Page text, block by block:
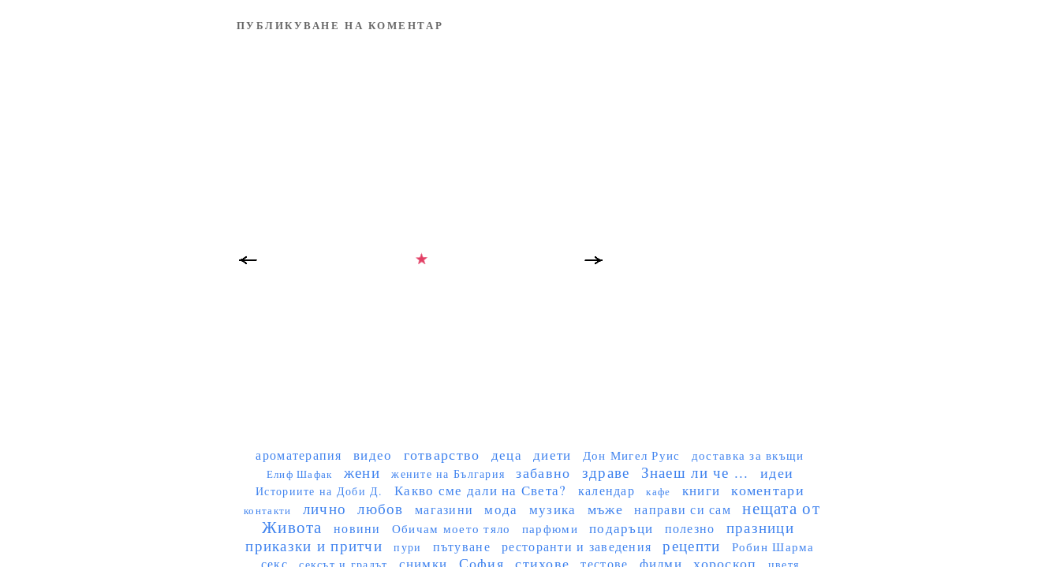
ПУБЛИКУВАНЕ НА КОМЕНТАР
ароматерапия видео готварство деца диети Дон Мигел Руис доставка за вкъщи
Елиф Шафак жени жените на България забавно здраве Знаеш ли че ... идеи
Историите на Доби Д. Какво сме дали на Света? календар кафе книги коментари
контакти лично любов магазини мода музика мъже направи си сам
нещата от
Живота
новини Обичам моето тяло парфюми подаръци полезно
празници
приказки и притчи
пури пътуване ресторанти и заведения рецепти Робин Шарма
секс тестове